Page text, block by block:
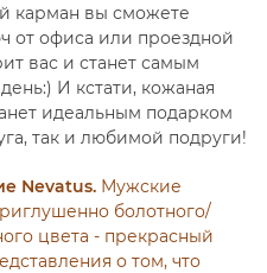
карман вы сможете
от офиса или проездной
вас и станет самым
И кстати, кожаная
идеальным подарком
так и любимой подруги!
Nevatus. Мужские
болотного/
цвета - прекрасный
о том, что